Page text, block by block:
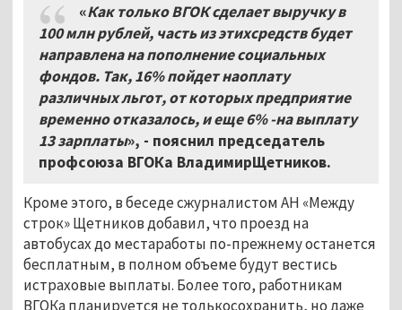
«Как только ВГОК сделает выручку в
100 млн рублей, часть из этихсредств будет
направлена на пополнение социальных
фондов. Так, 16% пойдет наоплату
различных льгот, от которых предприятие
временно отказалось, и еще 6% -на выплату
13 зарплаты», - пояснил председатель
профсоюза ВГОКа ВладимирЩетников.
Кроме этого, в беседе сжурналистом АН «Между
строк» Щетников добавил, что проезд на
автобусах до местаработы по-прежнему останется
бесплатным, в полном объеме будут вестись
истраховые выплаты. Более того, работникам
ВГОКа планируется не толькосохранить, но даже